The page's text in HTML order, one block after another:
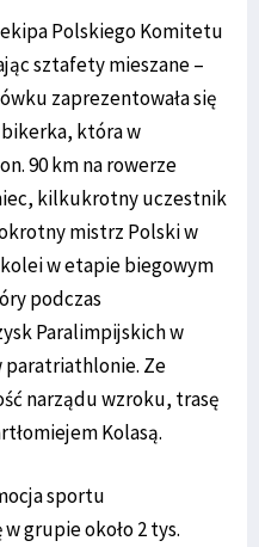
ekipa Polskiego Komitetu
sztafety mieszane –
zaprezentowała się
która w
90 km na rowerze
kilkukrotny uczestnik
mistrz Polski w
w etapie biegowym
podczas
Paralimpijskich w
paratriathlonie. Ze
narządu wzroku, trasę
Kolasą.
sportu
grupie około 2 tys.